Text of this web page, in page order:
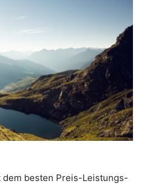
besten Preis-Leistungs-